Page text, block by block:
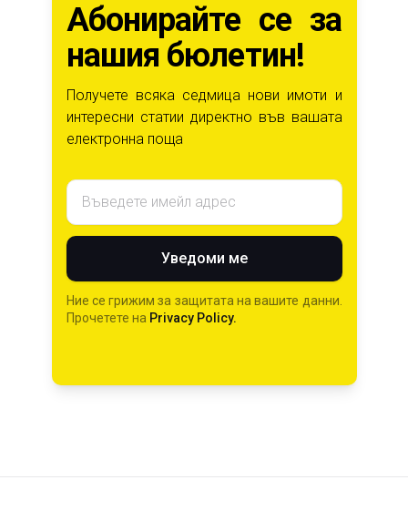
Абонирайте се за
нашия бюлетин!
Получете всяка седмица нови имоти и
интересни статии директно във вашата
електронна поща
Емайл адрес
Уведоми ме
Ние се грижим за защитата на вашите данни.
Прочетете на Privacy Policy.